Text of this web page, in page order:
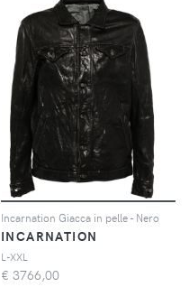
Incarnation Giacca in pelle - Nero
INCARNATION
L-XXL
€ 3766,00